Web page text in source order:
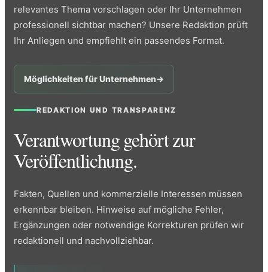
relevantes Thema vorschlagen oder Ihr Unternehmen
professionell sichtbar machen? Unsere Redaktion prüft
Ihr Anliegen und empfiehlt ein passendes Format.
Möglichkeiten für Unternehmen→
REDAKTION UND TRANSPARENZ
Verantwortung gehört zur
Veröffentlichung.
Fakten, Quellen und kommerzielle Interessen müssen
erkennbar bleiben. Hinweise auf mögliche Fehler,
Ergänzungen oder notwendige Korrekturen prüfen wir
redaktionell und nachvollziehbar.